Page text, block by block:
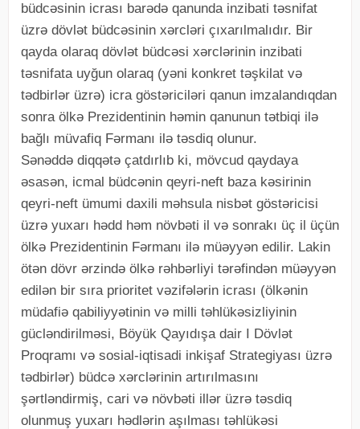
büdcəsinin icrası barədə qanunda inzibati təsnifat
üzrə dövlət büdcəsinin xərcləri çıxarılmalıdır. Bir
qayda olaraq dövlət büdcəsi xərclərinin inzibati
təsnifata uyğun olaraq (yəni konkret təşkilat və
tədbirlər üzrə) icra göstəriciləri qanun imzalandıqdan
sonra ölkə Prezidentinin həmin qanunun tətbiqi ilə
bağlı müvafiq Fərmanı ilə təsdiq olunur.
Sənəddə diqqətə çatdırlıb ki, mövcud qaydaya
əsasən, icmal büdcənin qeyri-neft baza kəsirinin
qeyri-neft ümumi daxili məhsula nisbət göstəricisi
üzrə yuxarı hədd həm növbəti il və sonrakı üç il üçün
ölkə Prezidentinin Fərmanı ilə müəyyən edilir. Lakin
ötən dövr ərzində ölkə rəhbərliyi tərəfindən müəyyən
edilən bir sıra prioritet vəzifələrin icrası (ölkənin
müdafiə qabiliyyətinin və milli təhlükəsizliyinin
gücləndirilməsi, Böyük Qayıdışa dair I Dövlət
Proqramı və sosial-iqtisadi inkişaf Strategiyası üzrə
tədbirlər) büdcə xərclərinin artırılmasını
şərtləndirmiş, cari və növbəti illər üzrə təsdiq
olunmuş yuxarı hədlərin aşılması təhlükəsi